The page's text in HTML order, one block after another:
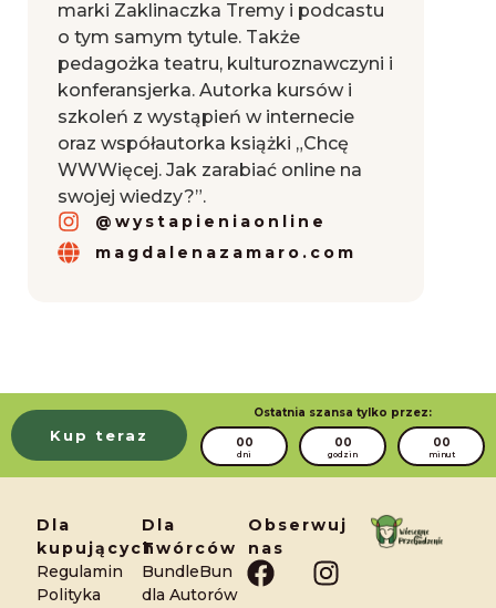
marki Zaklinaczka Tremy i podcastu
o tym samym tytule. Także
pedagożka teatru, kulturoznawczyni i
konferansjerka. Autorka kursów i
szkoleń z wystąpień w internecie
oraz współautorka książki „Chcę
WWWięcej. Jak zarabiać online na
swojej wiedzy?”.
@wystapieniaonline
magdalenazamaro.com
Kup teraz
Ostatnia szansa tylko przez:
00
dni
00
godzin
00
minut
Dla
kupujących
Regulamin
Polityka
Dla
Twórców
BundleBun
dla Autorów
Obserwuj
nas
F
I